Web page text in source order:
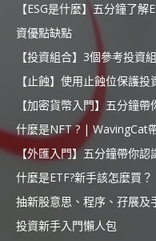
【ESG是什麼】五分鐘了
資優點缺點
【投資組合】3個參考投資
【止蝕】使用止蝕位保護
【加密貨幣入門】五分鐘
什麼是NFT ? | WavingCat
【外匯入門】五分鐘帶你認
什麼是ETF?新手該怎麼買？
抽新股意思、程序、孖展及
投資新手入門懶人包